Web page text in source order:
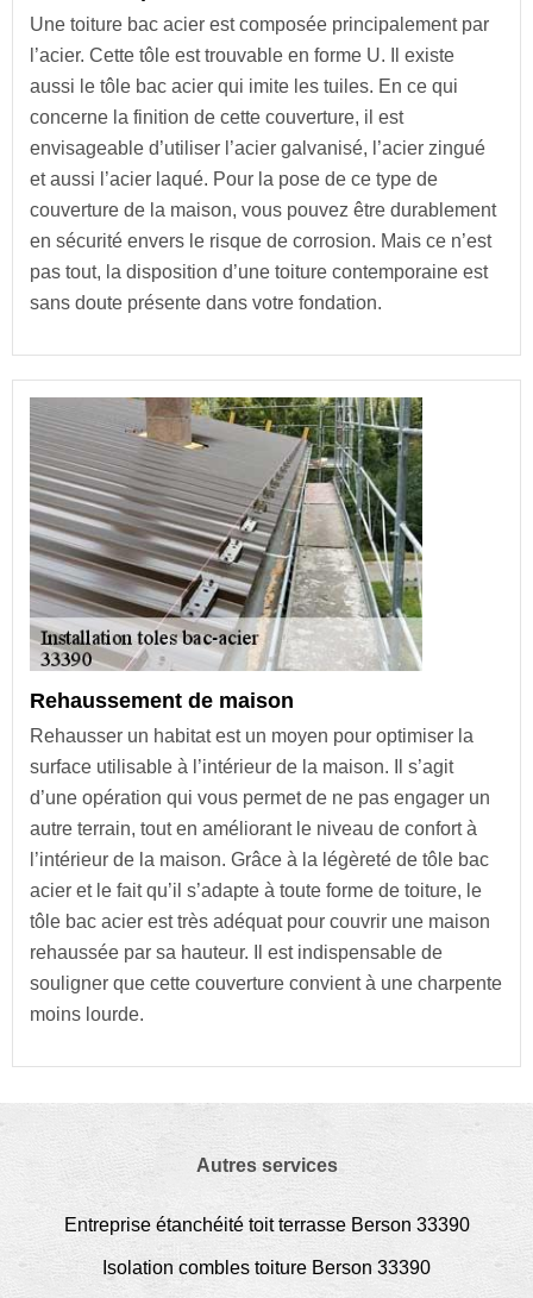
Une toiture bac acier est composée principalement par
l’acier. Cette tôle est trouvable en forme U. Il existe
aussi le tôle bac acier qui imite les tuiles. En ce qui
concerne la finition de cette couverture, il est
envisageable d’utiliser l’acier galvanisé, l’acier zingué
et aussi l’acier laqué. Pour la pose de ce type de
couverture de la maison, vous pouvez être durablement
en sécurité envers le risque de corrosion. Mais ce n’est
pas tout, la disposition d’une toiture contemporaine est
sans doute présente dans votre fondation.
Rehaussement de maison
Rehausser un habitat est un moyen pour optimiser la
surface utilisable à l’intérieur de la maison. Il s’agit
d’une opération qui vous permet de ne pas engager un
autre terrain, tout en améliorant le niveau de confort à
l’intérieur de la maison. Grâce à la légèreté de tôle bac
acier et le fait qu’il s’adapte à toute forme de toiture, le
tôle bac acier est très adéquat pour couvrir une maison
rehaussée par sa hauteur. Il est indispensable de
souligner que cette couverture convient à une charpente
moins lourde.
Autres services
Entreprise étanchéité toit terrasse Berson 33390
Isolation combles toiture Berson 33390